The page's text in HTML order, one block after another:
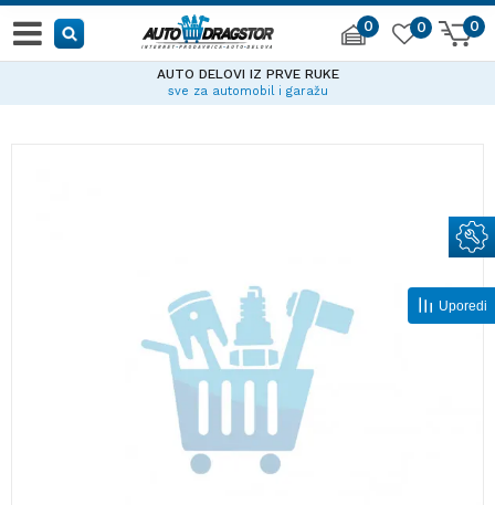
0 0
0
AUTO DELOVI IZ PRVE RUKE
sve za automobil i garažu
Uporedi